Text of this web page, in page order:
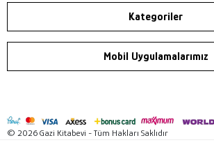
Kategoriler
Mobil Uygulamalarımız
© 2026 Gazi Kitabevi - Tüm Hakları Saklıdır